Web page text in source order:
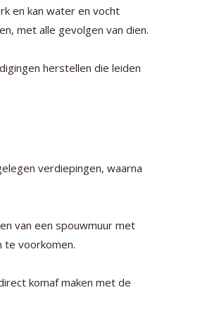
en kan water en vocht
met alle gevolgen van dien.
herstellen die leiden
verdiepingen, waarna
van een spouwmuur met
te voorkomen.
komaf maken met de